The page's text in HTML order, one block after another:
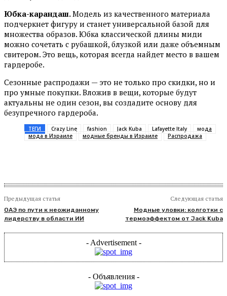
Юбка-карандаш.Модель из качественного материала
подчеркнет фигуру и станет универсальной базой для
множества образов. Юбка классической длины миди
можно сочетать с рубашкой, блузкой или даже объемным
свитером. Это вещь, которая всегда найдет место в вашем
гардеробе.
Сезонные распродажи — это не только про скидки, но и
про умные покупки. Вложив в вещи, которые будут
актуальны не один сезон, вы создадите основу для
безупречного гардероба.
ТЕГИ Crazy Line fashion Jack Kuba Lafayette Italy
мода
мода в Израиле
модные бренды в Израиле Распродажа
Предыдущая статья
ОАЭ по пути к неожиданному
лидерству в области ИИ
Следующая статья
Модные уловки: колготки с
термоэффектом от Jack Kuba
- Advertisement -
- Объявления -